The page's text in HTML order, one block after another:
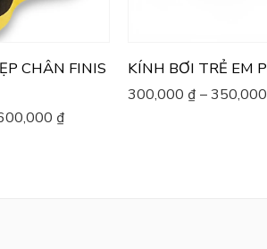
CHÂN FINIS
₫
300,000 ₫ –350,000